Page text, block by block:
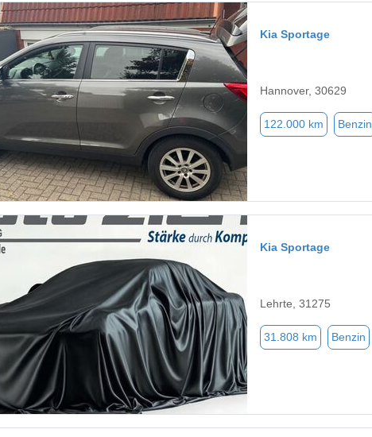
Kia Sportage
Hannover, 30629
122.000 km Benzin
Kia Sportage
Lehrte, 31275
31.808 km Benzin